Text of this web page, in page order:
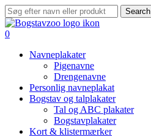
Skip
to
main
Search
Close
Search
search
0
Navneplakater
Pigenavne
Drengenavne
Personlig navneplakat
Bogstav og talplakater
Tal og ABC plakater
Bogstavplakater
Kort & klistermærker